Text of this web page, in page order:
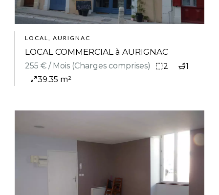
LOCAL, AURIGNAC
LOCAL COMMERCIAL à AURIGNAC
255 € / Mois (Charges comprises) 2
1
39.35 m²